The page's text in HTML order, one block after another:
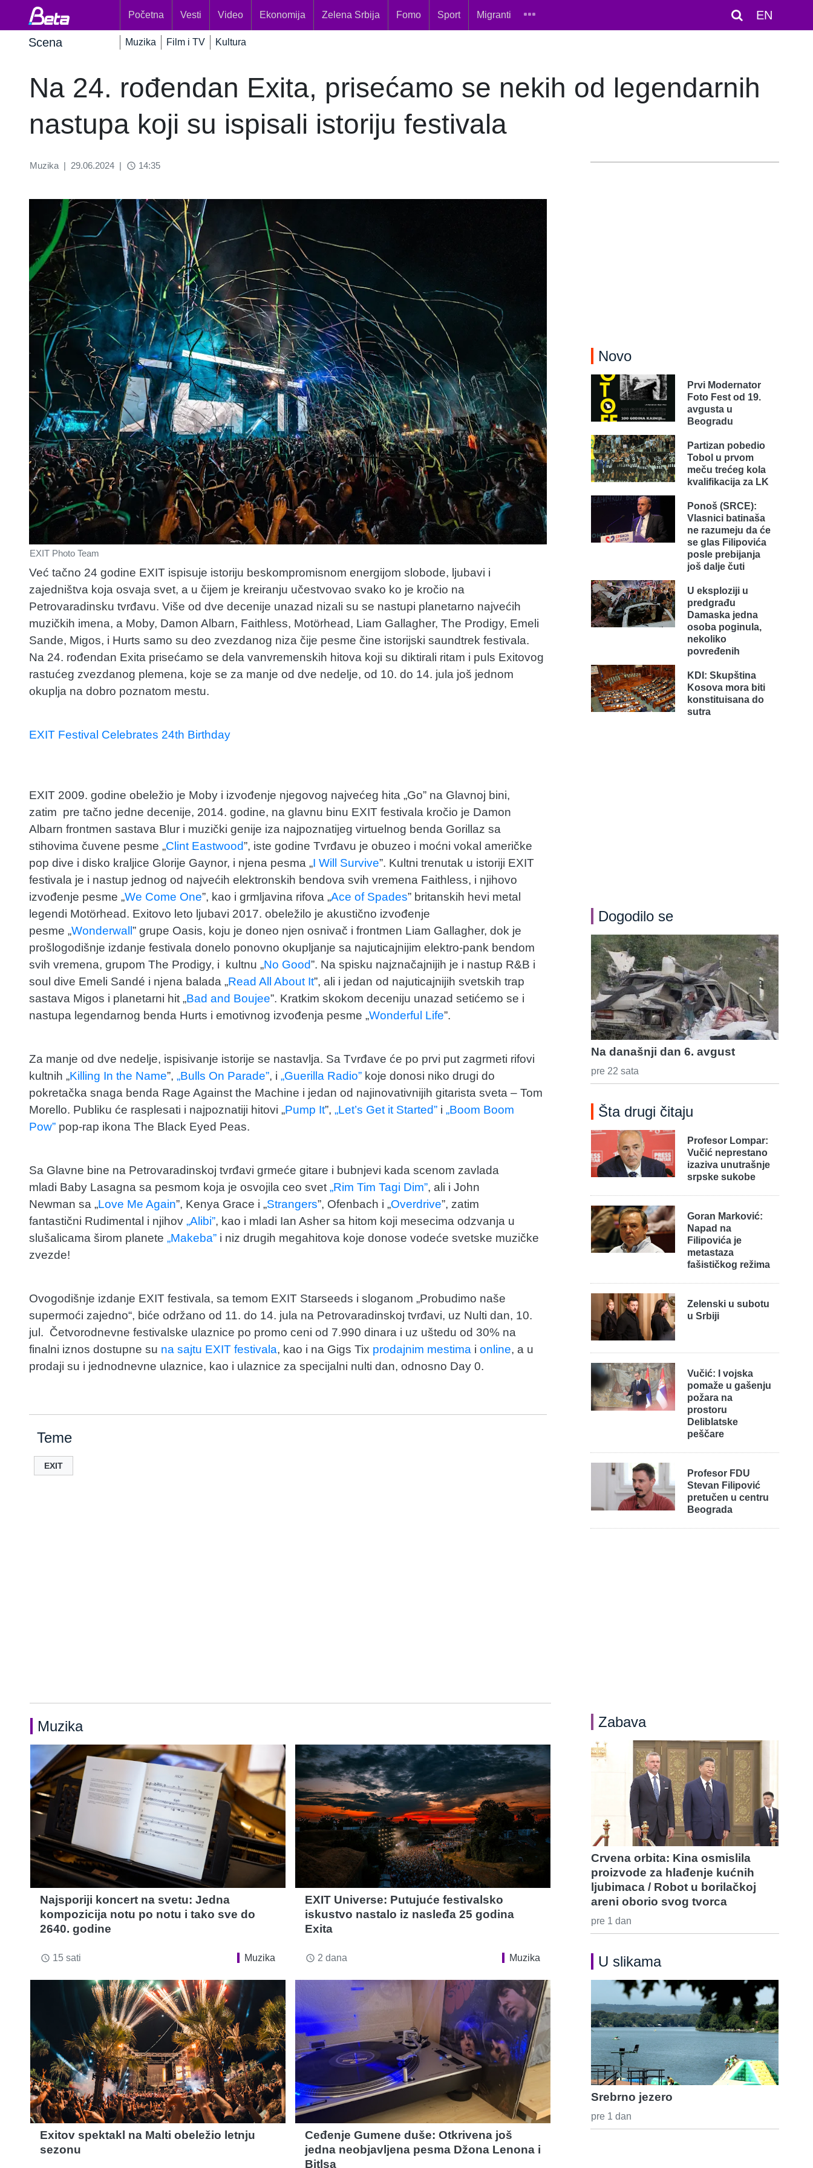
EN
Početna Vesti Video Ekonomija Zelena Srbija Fomo Sport Migranti
Scena Muzika Film i TV Kultura
Na 24. rođendan Exita, prisećamo se nekih od legendarnih
nastupa koji su ispisali istoriju festivala
Muzika | 29.06.2024 | access_time 14:35
EXIT Photo Team
Već tačno 24 godine EXIT ispisuje istoriju beskompromisnom energijom slobode, ljubavi i
zajedništva koja osvaja svet, a u čijem je kreiranju učestvovao svako ko je kročio na
Petrovaradinsku tvrđavu. Više od dve decenije unazad nizali su se nastupi planetarno najvećih
muzičkih imena, a Moby, Damon Albarn, Faithless, Motörhead, Liam Gallagher, The Prodigy, Emeli
Sande, Migos, i Hurts samo su deo zvezdanog niza čije pesme čine istorijski saundtrek festivala.
Na 24. rođendan Exita prisećamo se dela vanvremenskih hitova koji su diktirali ritam i puls Exitovog
rastućeg zvezdanog plemena, koje se za manje od dve nedelje, od 10. do 14. jula još jednom
okuplja na dobro poznatom mestu.
EXIT Festival Celebrates 24th Birthday
EXIT 2009. godine obeležio je Moby i izvođenje njegovog najvećeg hita „Go” na Glavnoj bini,
zatim pre tačno jedne decenije, 2014. godine, na glavnu binu EXIT festivala kročio je Damon
Albarn frontmen sastava Blur i muzički genije iza najpoznatijeg virtuelnog benda Gorillaz sa
stihovima čuvene pesme „Clint Eastwood”, iste godine Tvrđavu je obuzeo i moćni vokal američke
pop dive i disko kraljice Glorije Gaynor, i njena pesma „I Will Survive”. Kultni trenutak u istoriji EXIT
festivala je i nastup jednog od najvećih elektronskih bendova svih vremena Faithless, i njihovo
izvođenje pesme „We Come One”, kao i grmljavina rifova „Ace of Spades” britanskih hevi metal
legendi Motörhead. Exitovo leto ljubavi 2017. obeležilo je akustično izvođenje
pesme „Wonderwall ” grupe Oasis, koju je doneo njen osnivač i frontmen Liam Gallagher, dok je
prošlogodišnje izdanje festivala donelo ponovno okupljanje sa najuticajnijim elektro-pank bendom
svih vremena, grupom The Prodigy, i kultnu „No Good”. Na spisku najznačajnijih je i nastup R&B i
soul dive Emeli Sandé i njena balada „Read All About It”, ali i jedan od najuticajnijih svetskih trap
sastava Migos i planetarni hit „Bad and Boujee”. Kratkim skokom deceniju unazad setićemo se i
nastupa legendarnog benda Hurts i emotivnog izvođenja pesme „Wonderful Life”.
Za manje od dve nedelje, ispisivanje istorije se nastavlja. Sa Tvrđave će po prvi put zagrmeti rifovi
kultnih „Killing In the Name”, „Bulls On Parade”, i „Guerilla Radio” koje donosi niko drugi do
pokretačka snaga benda Rage Against the Machine i jedan od najinovativnijih gitarista sveta – Tom
Morello. Publiku će rasplesati i najpoznatiji hitovi „Pump It”, „Let’s Get it Started” i „Boom Boom
Pow” pop-rap ikona The Black Eyed Peas.
Sa Glavne bine na Petrovaradinskoj tvrđavi grmeće gitare i bubnjevi kada scenom zavlada
mladi Baby Lasagna sa pesmom koja je osvojila ceo svet „Rim Tim Tagi Dim”, ali i John
Newman sa „Love Me Again”, Kenya Grace i „Strangers”, Ofenbach i „Overdrive”, zatim
fantastični Rudimental i njihov „Alibi”, kao i mladi Ian Asher sa hitom koji mesecima odzvanja u
slušalicama širom planete „Makeba” i niz drugih megahitova koje donose vodeće svetske muzičke
zvezde!
Ovogodišnje izdanje EXIT festivala, sa temom EXIT Starseeds i sloganom „Probudimo naše
supermoći zajedno“, biće održano od 11. do 14. jula na Petrovaradinskoj tvrđavi, uz Nulti dan, 10.
jul. Četvorodnevne festivalske ulaznice po promo ceni od 7.990 dinara i uz uštedu od 30% na
finalni iznos dostupne su na sajtu EXIT festivala, kao i na Gigs Tix prodajnim mestima i online, a u
prodaji su i jednodnevne ulaznice, kao i ulaznice za specijalni nulti dan, odnosno Day 0.
Teme
EXIT
Muzika
Najsporiji koncert na svetu: Jedna
kompozicija notu po notu i tako sve do
2640. godine
access_time 15 sati Muzika
EXIT Universe: Putujuće festivalsko
iskustvo nastalo iz nasleđa 25 godina
Exita
access_time 2 dana Muzika
Exitov spektakl na Malti obeležio letnju
sezonu
Ceđenje Gumene duše: Otkrivena još
jedna neobjavljena pesma Džona Lenona i
Bitlsa
Novo
Prvi Modernator
Foto Fest od 19.
avgusta u
Beogradu
Partizan pobedio
Tobol u prvom
meču trećeg kola
kvalifikacija za LK
Ponoš (SRCE):
Vlasnici batinaša
ne razumeju da će
se glas Filipovića
posle prebijanja
još dalje čuti
U eksploziji u
predgrađu
Damaska jedna
osoba poginula,
nekoliko
povređenih
KDI: Skupština
Kosova mora biti
konstituisana do
sutra
Dogodilo se
Na današnji dan 6. avgust
pre 22 sata
Šta drugi čitaju
Profesor Lompar:
Vučić neprestano
izaziva unutrašnje
srpske sukobe
Goran Marković:
Napad na
Filipovića je
metastaza
fašističkog režima
Zelenski u subotu
u Srbiji
Vučić: I vojska
pomaže u gašenju
požara na
prostoru
Deliblatske
peščare
Profesor FDU
Stevan Filipović
pretučen u centru
Beograda
Zabava
Crvena orbita: Kina osmislila
proizvode za hlađenje kućnih
ljubimaca / Robot u borilačkoj
areni oborio svog tvorca
pre 1 dan
U slikama
Srebrno jezero
pre 1 dan